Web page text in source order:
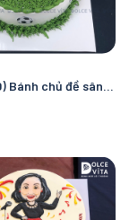
[2893] (90) Bánh chủ đề sân cỏ - vẽ chibi cầu thủ